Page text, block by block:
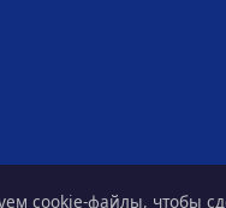
cookie-файлы, чтобы